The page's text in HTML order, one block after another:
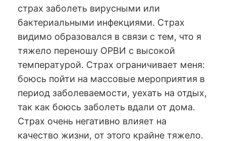
страх заболеть вирусными или
бактериальными инфекциями. Страх
видимо образовался в связи с тем, что я
тяжело переношу ОРВИ с высокой
температурой. Страх ограничивает меня:
боюсь пойти на массовые мероприятия в
период заболеваемости, уехать на отдых,
так как боюсь заболеть вдали от дома.
Страх очень негативно влияет на
качество жизни, от этого крайне тяжело.